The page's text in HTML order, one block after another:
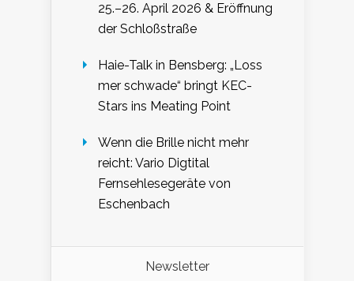
25.–26. April 2026 & Eröffnung
der Schloßstraße
Haie-Talk in Bensberg: „Loss
mer schwade“ bringt KEC-
Stars ins Meating Point
Wenn die Brille nicht mehr
reicht: Vario Digtital
Fernsehlesegeräte von
Eschenbach
Newsletter